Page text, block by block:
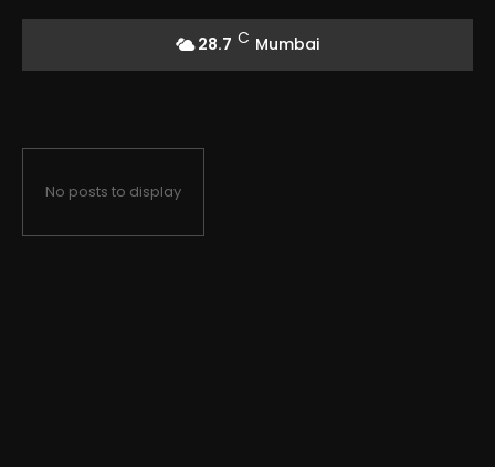
28.7 C Mumbai
No posts to display